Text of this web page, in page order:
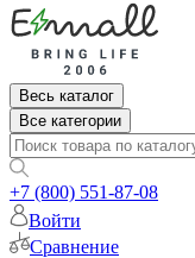
Весь каталог
Все категории
+7 (800) 551-87-08
Войти
Сравнение